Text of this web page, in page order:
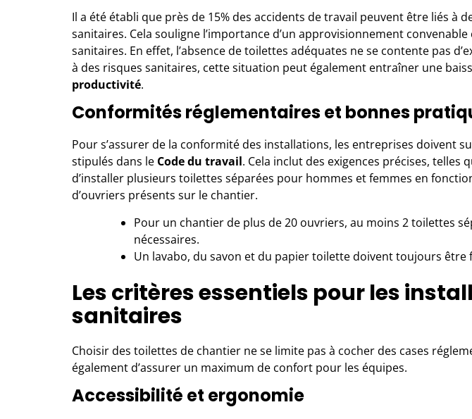
Il a été établi que près de 15% des accidents de travail peuvent être liés à
sanitaires. Cela souligne l’importance d’un approvisionnement
sanitaires. En effet, l’absence de toilettes adéquates ne se contente pas
à des risques sanitaires, cette situation peut également entraîner une
productivité.
Conformités réglementaires et bonnes
Pour s’assurer de la conformité des installations, les entreprises doivent
stipulés dans le Code du travail. Cela inclut des exigences précises, telles
d’installer plusieurs toilettes séparées pour hommes et femmes en
d’ouvriers présents sur le chantier.
Pour un chantier de plus de 20 ouvriers, au moins 2 toilettes
nécessaires.
Un lavabo, du savon et du papier toilette doivent toujours être
Les critères essentiels pour les
sanitaires
Choisir des toilettes de chantier ne se limite pas à cocher des cases
également d’assurer un maximum de confort pour les équipes.
Accessibilité et ergonomie